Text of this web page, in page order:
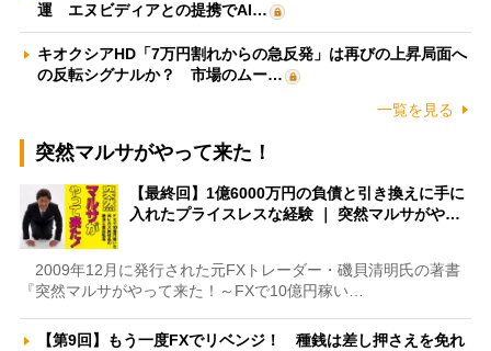
運 エヌビディアとの提携でAI…
キオクシアHD「7万円割れからの急反発」は再びの上昇局面へ
の反転シグナルか？ 市場のムー…
一覧を見る
突然マルサがやって来た！
【最終回】1億6000万円の負債と引き換えに手に
入れたプライスレスな経験 ｜ 突然マルサがや…
2009年12月に発行された元FXトレーダー・磯貝清明氏の著書
『突然マルサがやって来た！～FXで10億円稼い…
【第9回】もう一度FXでリベンジ！ 種銭は差し押さえを免れ